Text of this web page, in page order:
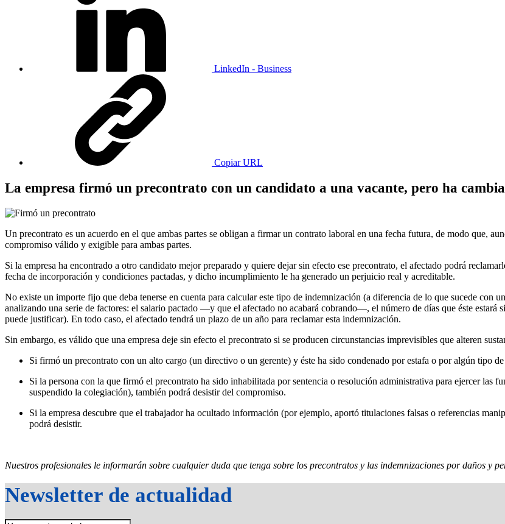
LinkedIn - Business
Copiar URL
La empresa firmó un precontrato con un candidato a una vacante, pero ha
Un precontrato es un acuerdo en el que ambas partes se obligan a firmar un contrato laboral en una fecha futura, de modo que,
compromiso válido y exigible para ambas partes.
Si la empresa ha encontrado a otro candidato mejor preparado y quiere dejar sin efecto ese precontrato, el afectado podrá
fecha de incorporación y condiciones pactadas, y dicho incumplimiento le ha generado un perjuicio real y acreditable.
No existe un importe fijo que deba tenerse en cuenta para calcular este tipo de indemnización (a diferencia de lo que sucede con
analizando una serie de factores: el salario pactado —y que el afectado no acabará cobrando—, el número de días que éste estará
puede justificar). En todo caso, el afectado tendrá un plazo de un año para reclamar esta indemnización.
Sin embargo, es válido que una empresa deje sin efecto el precontrato si se producen circunstancias imprevisibles que alteren
Si firmó un precontrato con un alto cargo (un directivo o un gerente) y éste ha sido condenado por estafa o por algún tipo
Si la persona con la que firmó el precontrato ha sido inhabilitada por sentencia o resolución administrativa para ejercer las
suspendido la colegiación), también podrá desistir del compromiso.
Si la empresa descubre que el trabajador ha ocultado información (por ejemplo, aportó titulaciones falsas o referencias
podrá desistir.
Nuestros profesionales le informarán sobre cualquier duda que tenga sobre los precontratos y las indemnizaciones por daños y
Newsletter de actualidad